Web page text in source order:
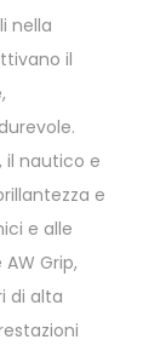
nella
il
il nautico e
e
e alle
Grip,
di alta